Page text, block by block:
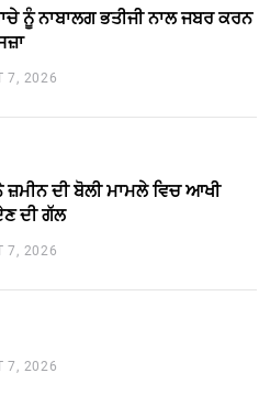
ਨੂੰ ਨਾਬਾਲਗ ਭਤੀਜੀ ਨਾਲ ਜਬਰ ਕਰਨ
7, 2026
ਜ਼ਮੀਨ ਦੀ ਬੋਲੀ ਮਾਮਲੇ ਵਿਚ ਆਖੀ
ਦੀ ਗੱਲ
7, 2026
7, 2026